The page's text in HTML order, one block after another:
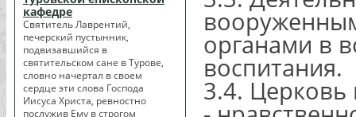
кафедре
Святитель Лаврентий,
печерский пустынник,
подвизавшийся в
святительском сане в Турове,
словно начертал в своем
сердце эти слова Господа
Иисуса Христа, ревностно
послужив Ему в строгом
органами в
воспитания.
3.4.